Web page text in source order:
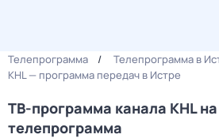
Телепрограмма
Телепрограмма в
KHL — программа передач в Истре
ТВ-программа канала KHL
телепрограмма